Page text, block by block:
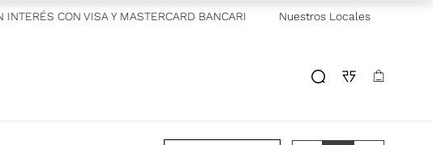
CON VISA Y MASTERCARD BANCARIAS GRAN BARATA! POR
Nuestros Locales